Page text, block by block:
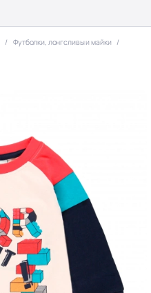
Футболки, лонгсливы и майки